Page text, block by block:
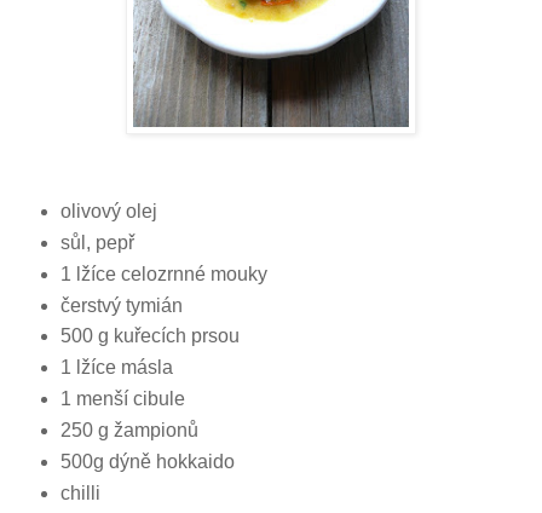
olivový olej
sůl, pepř
1 lžíce celozrnné mouky
čerstvý tymián
500 g kuřecích prsou
1 lžíce másla
1 menší cibule
250 g žampionů
500g dýně hokkaido
chilli